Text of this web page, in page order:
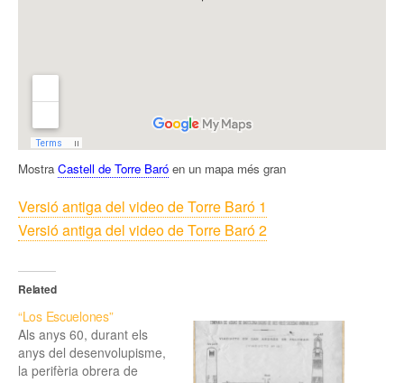
Mostra Castell de Torre Baró en un mapa més gran
Versió antiga del video de Torre Baró 1
Versió antiga del video de Torre Baró 2
Related
“Los Escuelones”
Als anys 60, durant els
anys del desenvolupisme,
la perifèria obrera de